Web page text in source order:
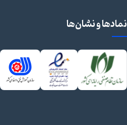
نمادها و نشان‌ها